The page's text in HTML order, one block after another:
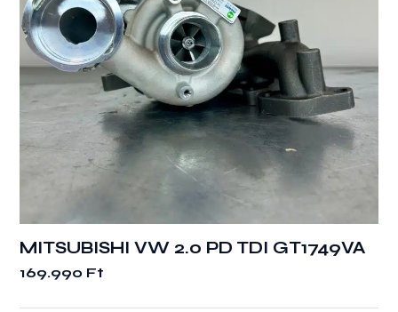
MITSUBISHI VW 2.0 PD TDI GT1749VA
169.990 Ft